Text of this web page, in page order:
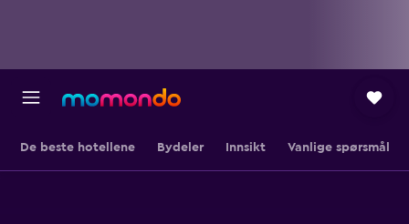
De beste hotellene Bydeler Innsikt Vanlige spørsmål